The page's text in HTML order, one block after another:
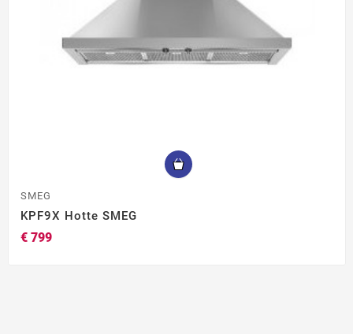
SMEG
KPF9X Hotte SMEG
€ 799